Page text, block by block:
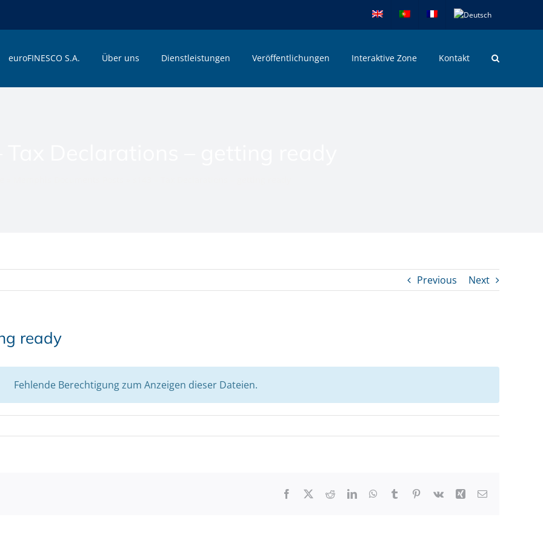
euroFINESCO S.A. Über uns Dienstleistungen Veröffentlichungen Interaktive Zone Kontakt
Previous Next
ready
Fehlende Berechtigung zum Anzeigen dieser Dateien.
Facebook RedditLinkedInWhatsApp
Tumblr Pinterest
Vk Xing Email